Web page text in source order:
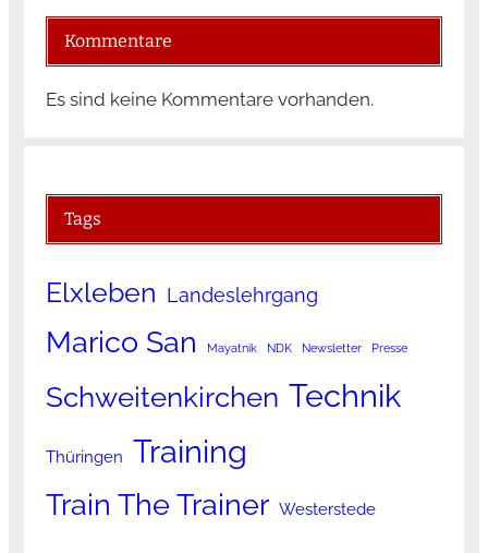
Kommentare
Es sind keine Kommentare vorhanden.
Tags
Elxleben Landeslehrgang
Marico San Mayatnik NDK Newsletter Presse
Schweitenkirchen Technik
Thüringen Training
Train The Trainer Westerstede